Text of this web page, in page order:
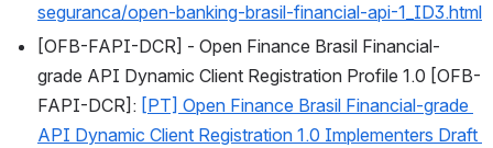
seguranca/open-banking-brasil-financial-api-1_ID3.html
[OFB-FAPI-DCR] - Open Finance Brasil Financial-
grade API Dynamic Client Registration Profile 1.0 [OFB-
FAPI-DCR]: [PT] Open Finance Brasil Financial-grade
API Dynamic Client Registration 1.0 Implementers Draft